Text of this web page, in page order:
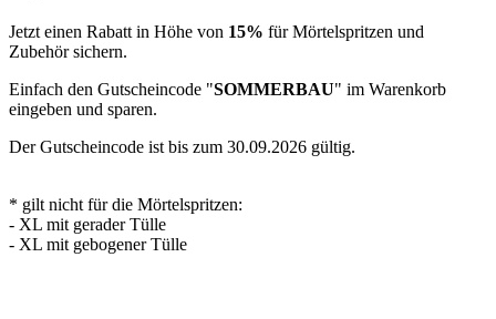
Jetzt einen Rabatt in Höhe von 15% für Mörtelspritzen und
Zubehör sichern.
Einfach den Gutscheincode "SOMMERBAU" im Warenkorb
eingeben und sparen.
Der Gutscheincode ist bis zum 30.09.2026 gültig.
* gilt nicht für die Mörtelspritzen:
- XL mit gerader Tülle
- XL mit gebogener Tülle